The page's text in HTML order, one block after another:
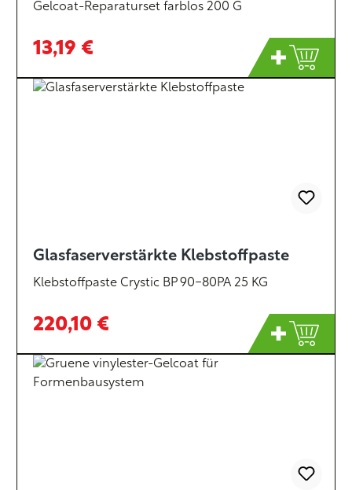
Gelcoat-Reparaturset farblos 200 G
13,19 €
Glasfaserverstärkte Klebstoffpaste
Klebstoffpaste Crystic BP 90-80PA 25 KG
220,10 €